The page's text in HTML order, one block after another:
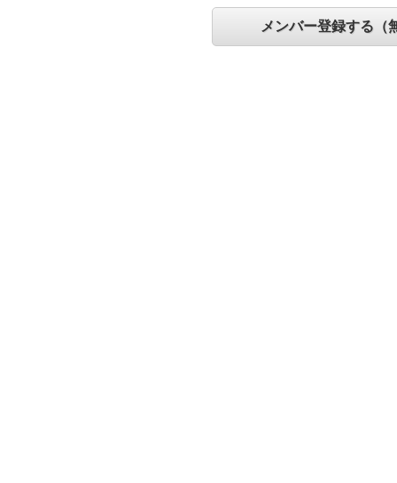
メンバー登録する（